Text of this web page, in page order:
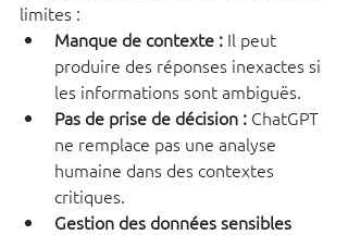
limites :
Manque de contexte : Il peut
produire des réponses inexactes si
les informations sont ambiguës.
Pas de prise de décision : ChatGPT
ne remplace pas une analyse
humaine dans des contextes
critiques.
Gestion des données sensibles